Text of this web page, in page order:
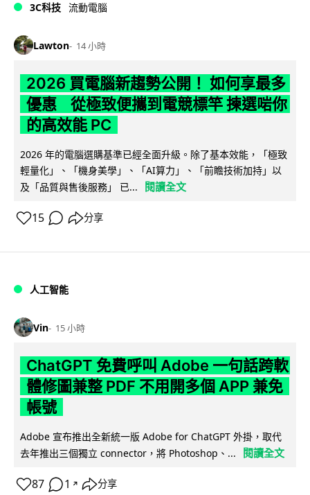
3C科技 流動電腦
Lawton 14 小時
2026 買電腦新趨勢公開！ 如何享最多
優惠 從極致便攜到電競標竿 揀選啱你
的高效能 PC
2026 年的電腦選購基準已經全面升級。除了基本效能，「極致
輕量化」、「機身美學」、「AI算力」、「前瞻技術加持」以
及「品質與售後服務」 已...
閱讀全文
15 分享
人工智能
Vin 15 小時
ChatGPT 免費呼叫 Adobe 一句話跨軟
體修圖兼整 PDF 不用開多個 APP 兼免
帳號
Adobe 宣布推出全新統一版 Adobe for ChatGPT 外掛，取代
去年推出三個獨立 connector，將 Photoshop、...
閱讀全文
87 1 ↗ 分享